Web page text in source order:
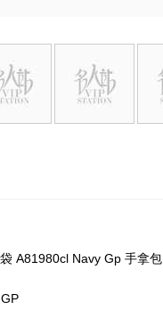
A81980cl Navy Gp 手拿包